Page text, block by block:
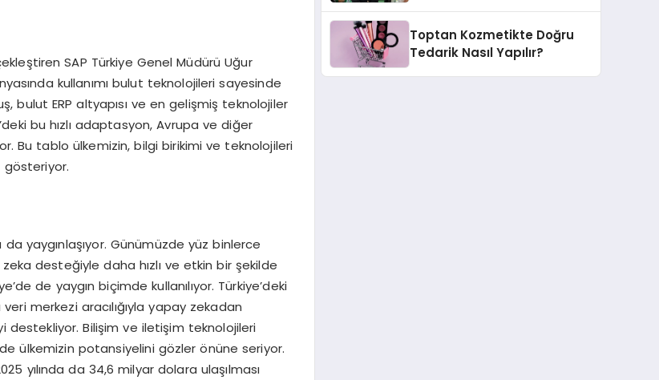
SAP Türkiye Genel Müdürü Uğur
kullanımı bulut teknolojileri sayesinde
bulut ERP altyapısı ve en gelişmiş teknolojiler
bu hızlı adaptasyon, Avrupa ve diğer
Bu tablo ülkemizin, bilgi birikimi ve teknolojileri
yaygınlaşıyor. Günümüzde yüz binlerce
desteğiyle daha hızlı ve etkin bir şekilde
de yaygın biçimde kullanılıyor. Türkiye’deki
merkezi aracılığıyla yapay zekadan
destekliyor. Bilişim ve iletişim teknolojileri
ülkemizin potansiyelini gözler önüne seriyor.
yılında da 34,6 milyar dolara ulaşılması
Toptan Kozmetikte Doğru
Tedarik Nasıl Yapılır?